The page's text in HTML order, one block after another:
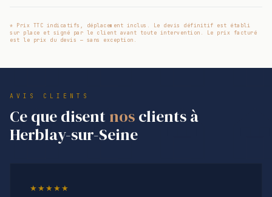
* Prix TTC indicatifs, déplacement inclus. Le devis définitif est établi
sur place et signé par le client avant toute intervention. Le prix facturé
est le prix du devis — sans exception.
AVIS CLIENTS
Ce que disent nosclients à
Herblay-sur-Seine
★★★★★